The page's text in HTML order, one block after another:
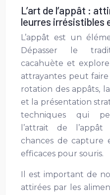
L’art de l’appât :
leurres irrésistibles
L’appât est un
Dépasser le
cacahuète et
attrayantes peut
rotation des appâts,
et la présentation
techniques qui
l’attrait de
chances de capture
efficaces pour souris.
Il est important de
attirées par les